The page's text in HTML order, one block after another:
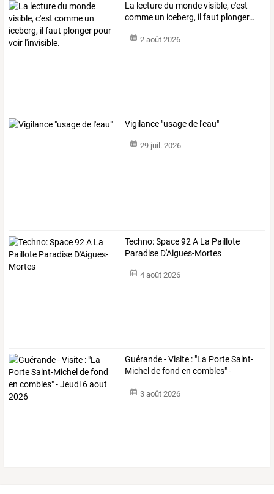
La lecturedu mondevisible, c'est
comme un iceberg, il faut plonger…
2 août 2026
Vigilance "usage de l'eau"
29 juil. 2026
Techno: Space 92 A La Paillote
Paradise D'Aigues-Mortes
4 août 2026
Guérande-Visite : "La PorteSaint-
Michel defond en combles"-
3 août 2026